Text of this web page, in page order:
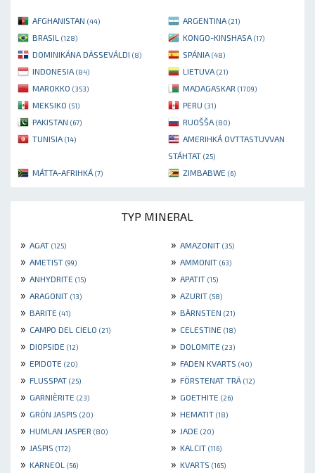
AFGHANISTAN (44) ARGENTINA (21)
BRASIL (128) KONGO-KINSHASA (17)
DOMINIKÁNA DÁSSEVÁLDI (8) SPÁNIA (48)
INDONESIA (84) LIETUVA (21)
MAROKKO (353) MADAGASKAR (1709)
MEKSIKO (51) PERU (31)
PAKISTAN (67) RUOŠŠA (80)
TUNISIA (14)
AMERIHKÁ OVTTASTUVVAN
STÁHTAT (25)
MÁTTA-AFRIHKÁ (7) ZIMBABWE (6)
TYP MINERAL
» AGAT (125) » AMAZONIT (35)
» AMETIST (99) » AMMONIT (63)
» ANHYDRITE (15) » APATIT (15)
» ARAGONIT (13) » AZURIT (58)
» BARITE (41) » BÄRNSTEN (21)
» CAMPO DEL CIELO (21) » CELESTINE (18)
» DIOPSIDE (12) » DOLOMITE (23)
» EPIDOTE (20) » FADEN KVARTS (40)
» FLUSSPAT (25) » FÖRSTENAT TRÄ (12)
» GARNIÈRITE (23) » GOETHITE (26)
» GRÖN JASPIS (20) » HEMATIT (18)
» HUMLAN JASPER (80) » JADE (20)
» JASPIS (172) » KALCIT (116)
» KARNEOL (56) » KVARTS (165)